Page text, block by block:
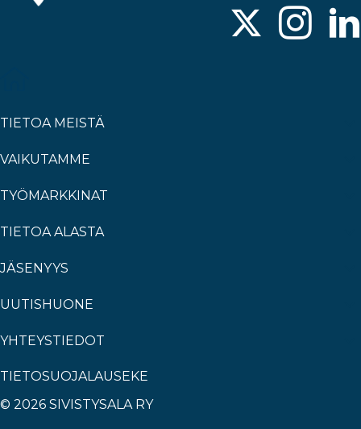
TIETOA MEISTÄ
VAIKUTAMME
TYÖMARKKINAT
TIETOA ALASTA
JÄSENYYS
UUTISHUONE
YHTEYSTIEDOT
TIETOSUOJALAUSEKE
© 2026 SIVISTYSALA RY